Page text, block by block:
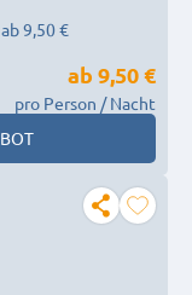
ab 9,50 €
ab 9,50 €
pro Person / Nacht